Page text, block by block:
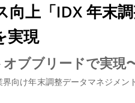
上「IDX 年末
実現
ブブリードで実現
向け年末調整データマネジメン